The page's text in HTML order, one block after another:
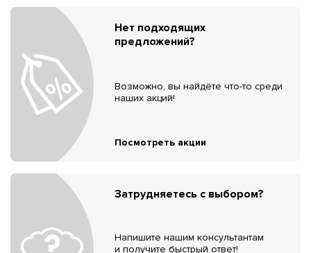
Нет подходящих
предложений?
Возможно, вы найдёте что-то среди
наших акций!
Посмотреть акции
Затрудняетесь с выбором?
Напишите нашим консультантам
и получите быстрый ответ!